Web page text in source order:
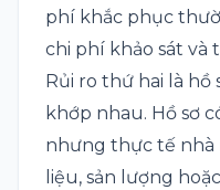
phí khắc phục
chi phí khảo sát và
Rủi ro thứ hai là hồ
khớp nhau. Hồ sơ
nhưng thực tế nhà
liệu, sản lượng